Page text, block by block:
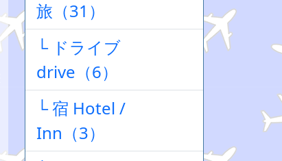
旅（31）
└ ドライブ
drive（6）
└ 宿 Hotel /
Inn（3）